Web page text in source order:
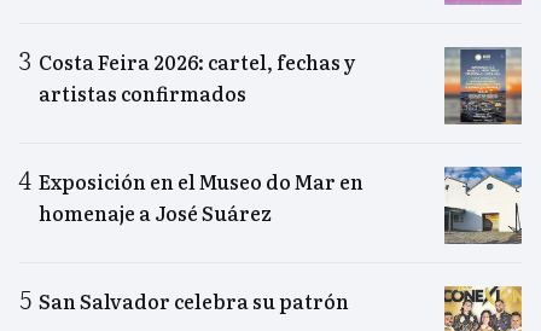
Costa Feira 2026: cartel, fechas y
artistas confirmados
Exposición en el Museo do Mar en
homenaje a José Suárez
San Salvador celebra su patrón